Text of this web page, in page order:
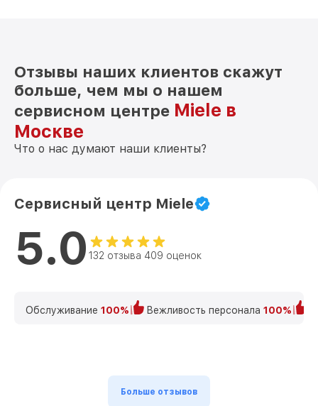
Отзывы наших клиентов скажут
больше, чем мы о нашем
сервисном центре Miele в
Москве
Что о нас думают наши клиенты?
Сервисный центр Miele
5.0 132 отзыва 409 оценок
Обслуживание 100% Вежливость персонала 100%
Больше отзывов